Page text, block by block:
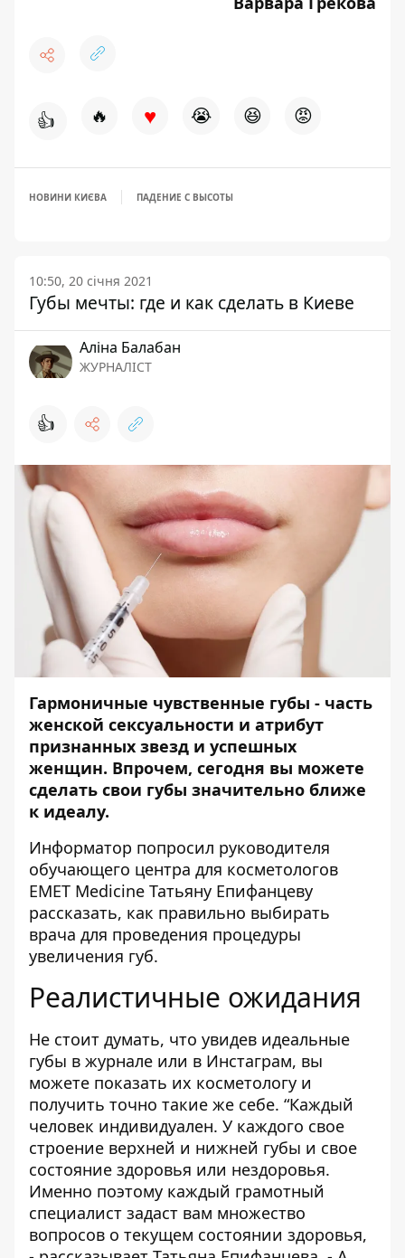
👍 🔥 ♥ 😭 😆 😡
НОВИНИ КИЄВА ПАДЕНИЕ С ВЫСОТЫ
10:50, 20 січня 2021
Губы мечты: где и как сделать в Киеве
Аліна Балабан
ЖУРНАЛІСТ
👍
Гармоничные чувственные губы - часть
женской сексуальности и атрибут
признанных звезд и успешных
женщин. Впрочем, сегодня вы можете
сделать свои губы значительно ближе
к идеалу.
Информатор попросил руководителя
обучающего центра для косметологов
EMET Medicine Татьяну Епифанцеву
рассказать, как правильно выбирать
врача для проведения процедуры
увеличения губ.
Реалистичные ожидания
Не стоит думать, что увидев идеальные
губы в журнале или в Инстаграм, вы
можете показать их косметологу и
получить точно такие же себе. “Каждый
человек индивидуален. У каждого свое
строение верхней и нижней губы и свое
состояние здоровья или нездоровья.
Именно поэтому каждый грамотный
специалист задаст вам множество
вопросов о текущем состоянии здоровья,